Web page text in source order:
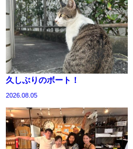
久しぶりのボート！
2026.08.05